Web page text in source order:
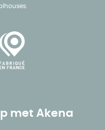
met Akena